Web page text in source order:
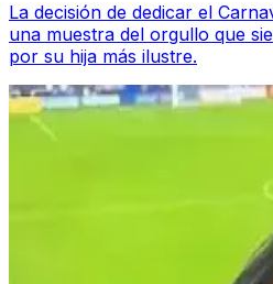
La decisión de dedicar el
una muestra del orgullo que
por su hija más ilustre.